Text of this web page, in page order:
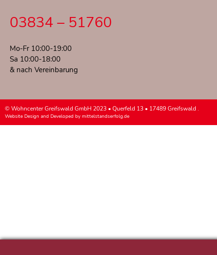
03834 – 51760
Mo-Fr 10:00-19:00
Sa 10:00-18:00
& nach Vereinbarung
© Wohncenter Greifswald GmbH 2023 • Querfeld 13 • 17489 Greifswald .
Website Design and Developed by mittelstandserfolg.de